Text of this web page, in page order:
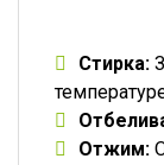
Стирка:
Отжим: